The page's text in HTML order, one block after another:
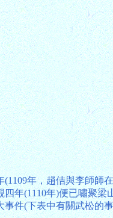
年，趙佶與李師
年(1110年)便已嘯聚
件(下表中有關武松